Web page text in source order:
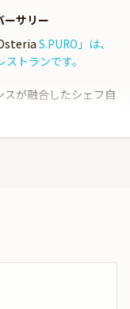
ーサリー
S.PURO」は、
トランです。
スが融合したシェフ自
洒落な雰囲気の中、
魚介、柔らかな丹波
お食事の前には、グ
歓談の際にご賞味くだ